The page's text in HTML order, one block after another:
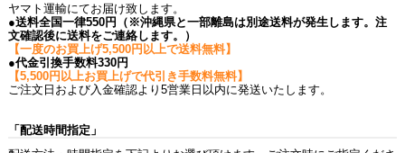
ヤマト運輸にてお届け致します。
●送料全国一律550円（※沖縄県と一部離島は別途送料が発生します。注
文確認後に送料をご連絡します。）
【一度のお買上げ5,500円以上で送料無料】
●代金引換手数料330円
【5,500円以上お買上げで代引き手数料無料】
ご注文日および入金確認より5営業日以内に発送いたします。
「配送時間指定」